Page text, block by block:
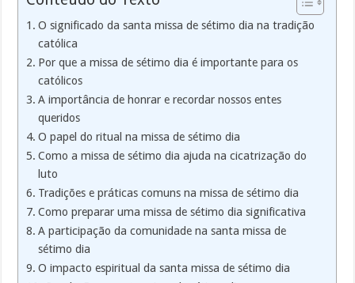
O significado da santa missa de sétimo dia na tradição
católica
Por que a missa de sétimo dia é importante para os
católicos
A importância de honrar e recordar nossos entes
queridos
O papel do ritual na missa de sétimo dia
Como a missa de sétimo dia ajuda na cicatrização do
luto
Tradições e práticas comuns na missa de sétimo dia
Como preparar uma missa de sétimo dia significativa
A participação da comunidade na santa missa de
sétimo dia
O impacto espiritual da santa missa de sétimo dia